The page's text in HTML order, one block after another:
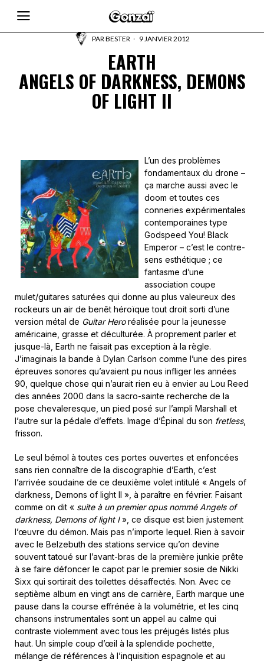
PARBESTER 9 JANVIER 2012
EARTH
ANGELS OF DARKNESS, DEMONS
OF LIGHT II
L’un des problèmes
fondamentaux du drone –
ça marche aussi avec le
doom et toutes ces
conneries expérimentales
contemporaines type
Godspeed You! Black
Emperor – c’est le contre-
sens esthétique ; ce
fantasme d’une
association coupe
mulet/guitares saturées qui donne au plus valeureux des
rockeurs un air de benêt héroïque tout droit sorti d’une
version métal de Guitar Heroréalisée pour la jeunesse
américaine, grasse et déculturée. À proprement parler et
jusque-là, Earth ne faisait pas exception à la règle.
J’imaginais la bande à Dylan Carlson comme l’une des pires
épreuves sonores qu’avaient pu nous infliger les années
90, quelque chose qui n’aurait rien eu à envier au Lou Reed
des années 2000 dans la sacro-sainte recherche de la
pose chevaleresque, un pied posé sur l’ampli Marshall et
l’autre sur la pédale d’effets. Image d’Épinal du son fretless,
frisson.
Le seul bémol à toutes ces portes ouvertes et enfoncées
sans rien connaître de la discographie d’Earth, c’est
l’arrivée soudaine de ce deuxième volet intitulé « Angels of
darkness, Demons of light II », à paraître en février. Faisant
comme on dit « suite à un premier opus nommé Angels of
darkness, Demons of light I», ce disque est bien justement
l’œuvre du démon. Mais pas n’importe lequel. Rien à savoir
avec le Belzebuth des stations service qu’on devine
souvent tatoué sur l’avant-bras de la première junkie prête
à se faire défoncer le capot par le premier sosie de Nikki
Sixx qui sortirait des toilettes désaffectés. Non. Avec ce
septième album en vingt ans de carrière, Earth marque une
pause dans la course effrénée à la volumétrie, et les cinq
chansons instrumentales sont un appel au calme qui
contraste violemment avec tous les préjugés listés plus
haut. Un simple coup d’œil à la splendide pochette,
mélange de références à l’inquisition espagnole et au